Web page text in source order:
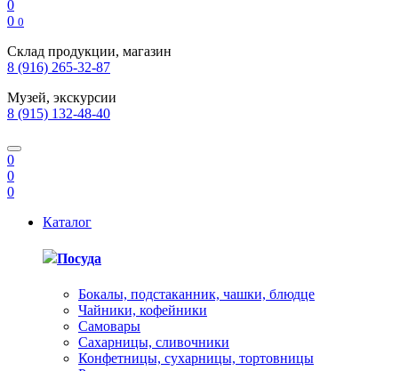
0
0 0
Склад продукции, магазин
8 (916) 265-32-87
Музей, экскурсии
8 (915) 132-48-40
0
0
0
Каталог
Посуда
Бокалы, подстаканник, чашки, блюдце
Чайники, кофейники
Самовары
Сахарницы, сливочники
Конфетницы, сухарницы, тортовницы